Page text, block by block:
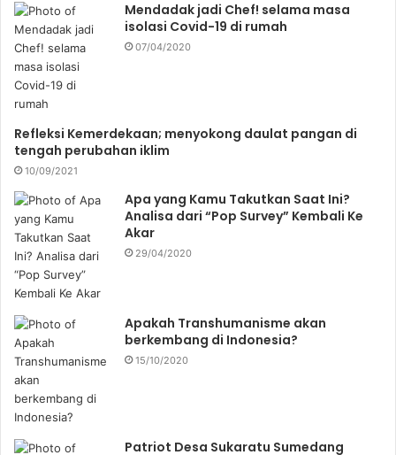
Mendadak jadi Chef! selama masa
isolasi Covid-19 di rumah
07/04/2020
Refleksi Kemerdekaan; menyokong daulat pangan di
tengah perubahan iklim
10/09/2021
Apa yang Kamu Takutkan Saat Ini?
Analisa dari “Pop Survey” Kembali Ke
Akar
29/04/2020
Apakah Transhumanisme akan
berkembang di Indonesia?
15/10/2020
Patriot Desa Sukaratu Sumedang